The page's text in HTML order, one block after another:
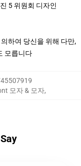
5 위원회 디자인
하여 당신을 위해 다만,
모릅니다
모자 & 모자,